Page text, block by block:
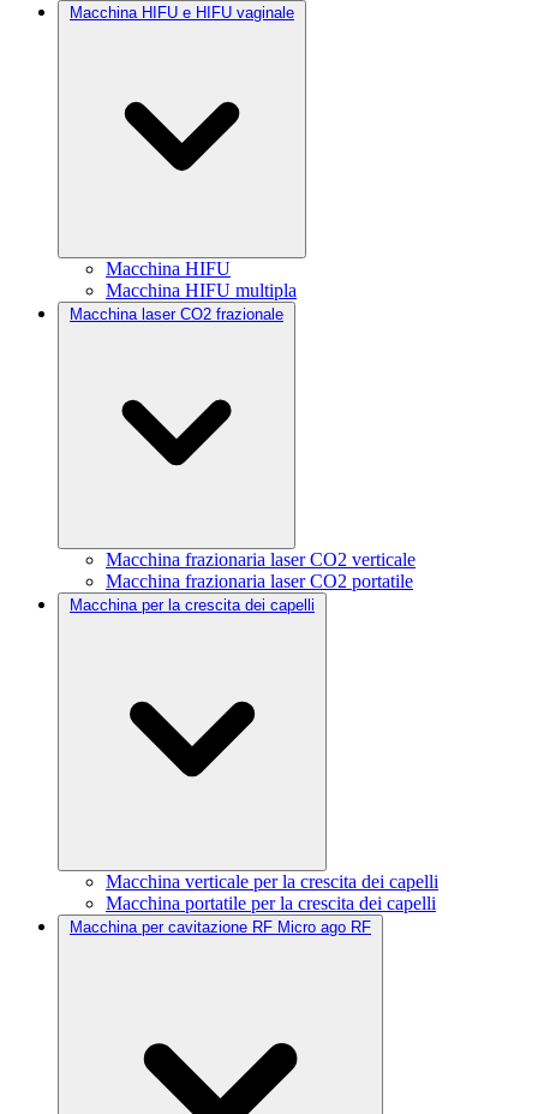
Macchina HIFU e HIFU vaginale
Macchina HIFU
Macchina HIFU multipla
Macchina laser CO2 frazionale
Macchina frazionaria laser CO2 verticale
Macchina frazionaria laser CO2 portatile
Macchina per la crescita dei capelli
Macchina verticale per la crescita dei capelli
Macchina portatile per la crescita dei capelli
Macchina per cavitazione RF Micro ago RF